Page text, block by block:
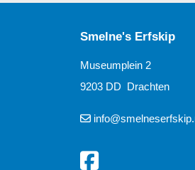
Smelne's Erfskip
Museumplein 2
9203 DD Drachten